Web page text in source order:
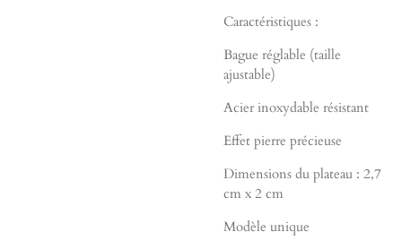
Caractéristiques :
Bague réglable (taille
ajustable)
Acier inoxydable résistant
Effet pierre précieuse
Dimensions du plateau : 2,7
cm x 2 cm
Modèle unique